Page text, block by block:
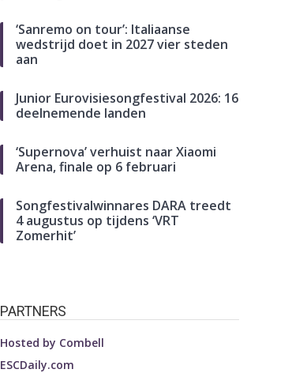
‘Sanremo on tour’: Italiaanse
wedstrijd doet in 2027 vier steden
aan
Junior Eurovisiesongfestival 2026: 16
deelnemende landen
‘Supernova’ verhuist naar Xiaomi
Arena, finale op 6 februari
Songfestivalwinnares DARA treedt
4 augustus op tijdens ‘VRT
Zomerhit’
PARTNERS
Hosted by Combell
ESCDaily.com